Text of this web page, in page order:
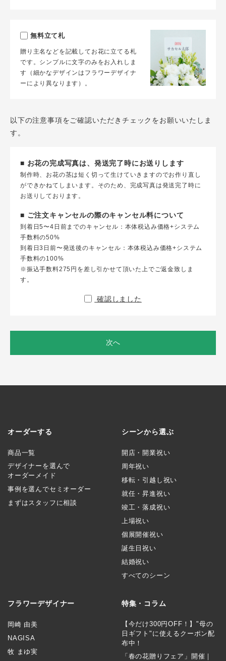
無料立て札
贈り主名などを記載してお花に立てる札
です。シンプルに文字のみをお入れしま
す（細かなデザインはフラワーデザイナ
ーにより異なります）。
以下の注意事項をご確認いただきチェックをお願いいたしま
す。
■ お花の完成写真は、発送完了時にお送りします
制作時、お花の茎は短く切って生けていきますのでお作り直し
ができかねてしまいます。そのため、完成写真は発送完了時に
お送りしております。
■ ご注文キャンセルの際のキャンセル料について
到着日5〜4日前までのキャンセル：本体税込み価格+システム
手数料の50%
到着日3日前〜発送後のキャンセル：本体税込み価格+システム
手数料の100%
※振込手数料275円を差し引かせて頂いた上でご返金致しま
す。
確認しました
次へ
オーダーする
商品一覧
デザイナーを選んで
オーダーメイド
事例を選んでセミオーダー
まずはスタッフに相談
シーンから選ぶ
開店・開業祝い
周年祝い
移転・引越し祝い
就任・昇進祝い
竣工・落成祝い
上場祝い
個展開催祝い
誕生日祝い
結婚祝い
すべてのシーン
フラワーデザイナー
岡崎 由美
NAGISA
牧 まゆ実
特集・コラム
【今だけ300円OFF！】"母の
日ギフト"に使えるクーポン配
布中！
「春の花贈りフェア」開催｜